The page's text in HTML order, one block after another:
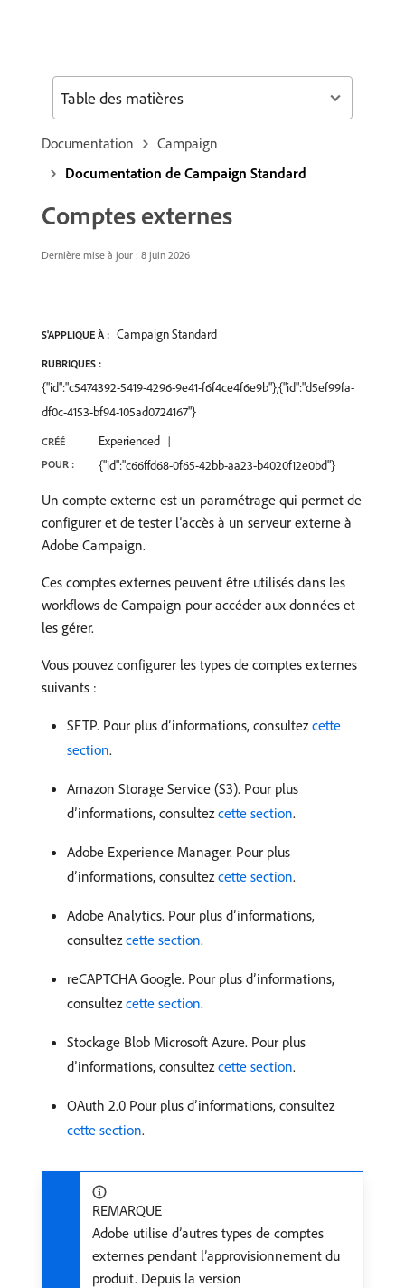
Documentation
Campaign
Documentation de Campaign Standard
Comptes externes
Dernière mise à jour : 8 juin 2026
S'APPLIQUE À : Campaign Standard
RUBRIQUES :
{"id":"c5474392-5419-4296-9e41-f6f4ce4f6e9b"},{"id":"d5ef99fa-
df0c-4153-bf94-105ad0724167"}
CRÉÉ
POUR :
Experienced
{"id":"c66ffd68-0f65-42bb-aa23-b4020f12e0bd"}
Un compte externe est un paramétrage qui permet de
configurer et de tester l’accès à un serveur externe à
Adobe Campaign.
Ces comptes externes peuvent être utilisés dans les
workflows de Campaign pour accéder aux données et
les gérer.
Vous pouvez configurer les types de comptes externes
suivants :
SFTP. Pour plus d’informations, consultezcette
section.
Amazon Storage Service (S3). Pour plus
d’informations, consultezcette section.
Adobe Experience Manager. Pour plus
d’informations, consultezcette section.
Adobe Analytics. Pour plus d’informations,
consultezcette section.
reCAPTCHA Google. Pour plus d’informations,
consultezcette section.
Stockage Blob Microsoft Azure. Pour plus
d’informations, consultezcette section.
OAuth 2.0 Pour plus d’informations, consultez
cette section.
REMARQUE
Adobe utilise d’autres types de comptes
externes pendant l’approvisionnement du
produit. Depuis la version
Table des matières